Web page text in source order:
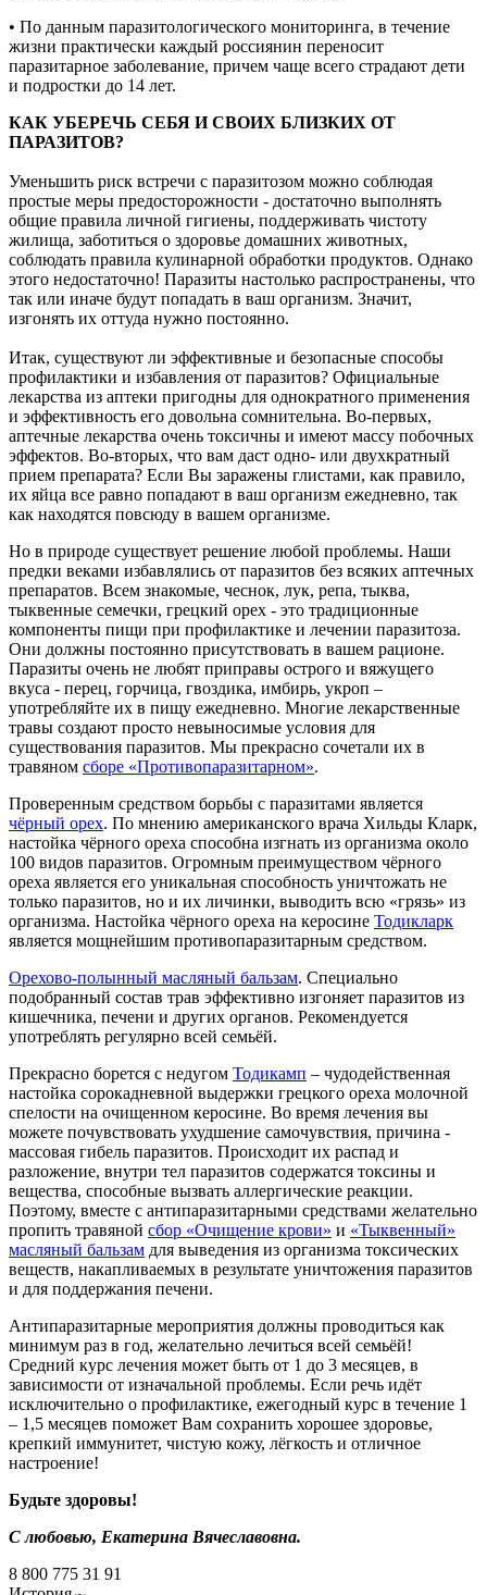
• По данным паразитологического мониторинга, в течение
жизни практически каждый россиянин переносит
паразитарное заболевание, причем чаще всего страдают дети
и подростки до 14 лет.
КАК УБЕРЕЧЬ СЕБЯ И СВОИХ БЛИЗКИХ ОТ
ПАРАЗИТОВ?
Уменьшить риск встречи с паразитозом можно соблюдая
простые меры предосторожности - достаточно выполнять
общие правила личной гигиены, поддерживать чистоту
жилища, заботиться о здоровье домашних животных,
соблюдать правила кулинарной обработки продуктов. Однако
этого недостаточно! Паразиты настолько распространены, что
так или иначе будут попадать в ваш организм. Значит,
изгонять их оттуда нужно постоянно.
Итак, существуют ли эффективные и безопасные способы
профилактики и избавления от паразитов? Официальные
лекарства из аптеки пригодны для однократного применения
и эффективность его довольна сомнительна. Во-первых,
аптечные лекарства очень токсичны и имеют массу побочных
эффектов. Во-вторых, что вам даст одно- или двухкратный
прием препарата? Если Вы заражены глистами, как правило,
их яйца все равно попадают в ваш организм ежедневно, так
как находятся повсюду в вашем организме.
Но в природе существует решение любой проблемы. Наши
предки веками избавлялись от паразитов без всяких аптечных
препаратов. Всем знакомые, чеснок, лук, репа, тыква,
тыквенные семечки, грецкий орех - это традиционные
компоненты пищи при профилактике и лечении паразитоза.
Они должны постоянно присутствовать в вашем рационе.
Паразиты очень не любят приправы острого и вяжущего
вкуса - перец, горчица, гвоздика, имбирь, укроп –
употребляйте их в пищу ежедневно. Многие лекарственные
травы создают просто невыносимые условия для
существования паразитов. Мы прекрасно сочетали их в
травяном сборе «Противопаразитарном».
Проверенным средством борьбы с паразитами является
чёрный орех. По мнению американского врача Хильды Кларк,
настойка чёрного ореха способна изгнать из организма около
100 видов паразитов. Огромным преимуществом чёрного
ореха является его уникальная способность уничтожать не
только паразитов, но и их личинки, выводить всю «грязь» из
организма. Настойка чёрного ореха на керосине Тодикларк
является мощнейшим противопаразитарным средством.
Орехово-полынный масляный бальзам. Специально
подобранный состав трав эффективно изгоняет паразитов из
кишечника, печени и других органов. Рекомендуется
употреблять регулярно всей семьёй.
Прекрасно борется с недугом Тодикамп – чудодейственная
настойка сорокадневной выдержки грецкого ореха молочной
спелости на очищенном керосине. Во время лечения вы
можете почувствовать ухудшение самочувствия, причина -
массовая гибель паразитов. Происходит их распад и
разложение, внутри тел паразитов содержатся токсины и
вещества, способные вызвать аллергические реакции.
Поэтому, вместе с антипаразитарными средствами желательно
пропить травяной сбор «Очищение крови» и «Тыквенный»
масляный бальзам для выведения из организма токсических
веществ, накапливаемых в результате уничтожения паразитов
и для поддержания печени.
Антипаразитарные мероприятия должны проводиться как
минимум раз в год, желательно лечиться всей семьёй!
Средний курс лечения может быть от 1 до 3 месяцев, в
зависимости от изначальной проблемы. Если речь идёт
исключительно о профилактике, ежегодный курс в течение 1
– 1,5 месяцев поможет Вам сохранить хорошее здоровье,
крепкий иммунитет, чистую кожу, лёгкость и отличное
настроение!
Будьте здоровы!
С любовью, Екатерина Вячеславовна.
8 800 775 31 91